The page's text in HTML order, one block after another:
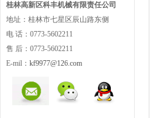
桂林高新区科丰机械有限责任公司
地址：桂林市七星区辰山路东侧
电 话：0773-5602211
售 后：0773-5602211
E-mil： kf9977@126.com